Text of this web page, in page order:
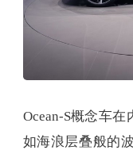
Ocean-S概念车
如海浪层叠般的